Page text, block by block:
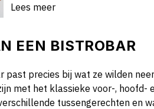
Lees meer
EEN BISTROBAR
past precies bij wat ze wilden
met het klassieke voor-, hoofd-
tussengerechten en